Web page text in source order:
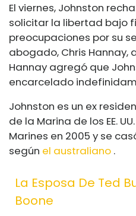
El viernes, Johnston
solicitar la libertad bajo
preocupaciones por su
abogado, Chris Hannay,
Hannay agregó que
encarcelado
Johnston es un ex
de la Marina de los EE.
Marines en 2005 y se
según el australiano .
La Esposa De Ted
Boone